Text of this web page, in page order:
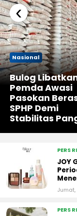
Nasional
Bulog
Pemda Awasi
Pasokan
SPHP Demi
Stabilitas
‹
PERS
JOY
Jumat,
PERS